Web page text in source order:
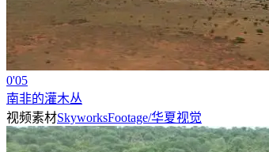
0'05
南非的灌木丛
视频素材SkyworksFootage/华夏视觉